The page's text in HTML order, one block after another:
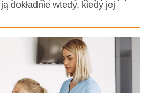
dokładnie wtedy, kiedy jej